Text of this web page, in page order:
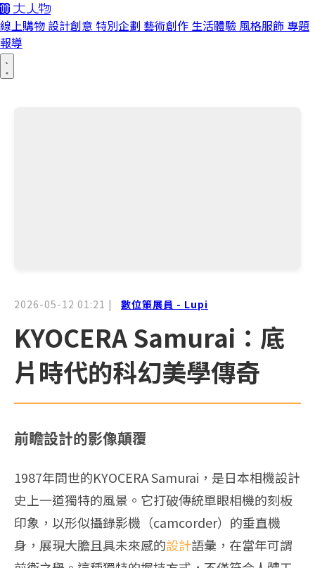
線上購物 設計創意 特別企劃 藝術創作 生活體驗 風格服飾 專題
報導
2026-05-12 01:21 | 數位策展員 - Lupi
KYOCERA Samurai：底
片時代的科幻美學傳奇
前瞻設計的影像顛覆
1987年問世的KYOCERA Samurai，是日本相機設計
史上一道獨特的風景。它打破傳統單眼相機的刻板
印象，以形似攝錄影機（camcorder）的垂直機
身，展現大膽且具未來感的設計語彙，在當年可謂